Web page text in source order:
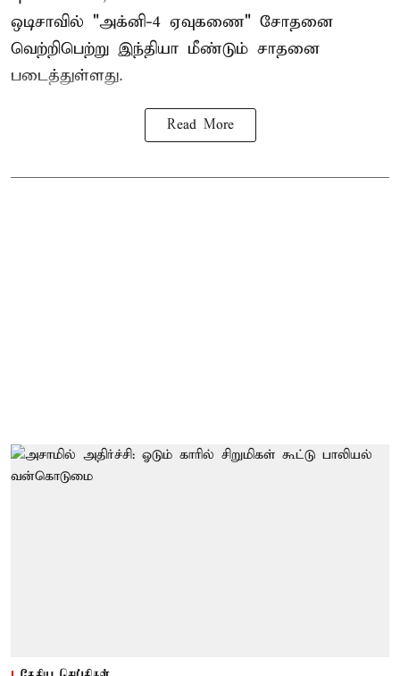
ஒடிசாவில் "அக்னி-4 ஏவுகணை" சோதனை
வெற்றிபெற்று இந்தியா மீண்டும் சாதனை
படைத்துள்ளது.
Read More